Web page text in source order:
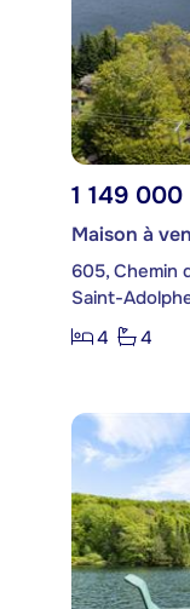
1 149 000
Maison à
605, Chemin
Saint-
4
4